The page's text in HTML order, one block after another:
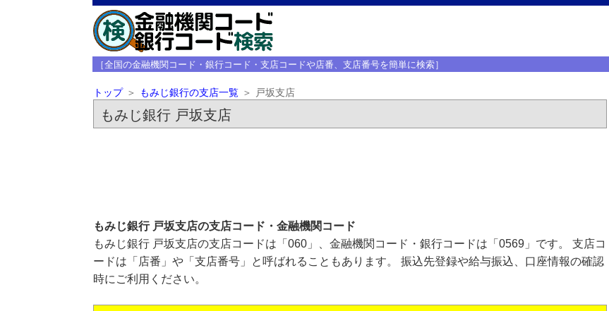
［全国の金融機関コード・銀行コード・支店コードや店番、支店番号を簡単に検索］
トップ もみじ銀行の支店一覧 戸坂支店
もみじ銀行 戸坂支店
もみじ銀行 戸坂支店の支店コード・金融機関コード
もみじ銀行 戸坂支店の支店コードは「060」、金融機関コード・銀行コードは「0569」です。 支店コ
ードは「店番」や「支店番号」と呼ばれることもあります。 振込先登録や給与振込、口座情報の確認
時にご利用ください。